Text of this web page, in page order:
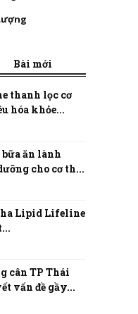
Bài mới
thanh lọc cơ
hóa khỏe...
ăn lành
cho cơ th...
Lipid Lifeline
cân TP Thái
vấn đề gầy...